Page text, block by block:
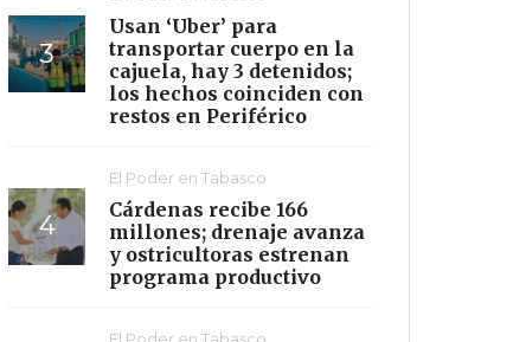
Usan ‘Uber’ para
transportar cuerpo en la
cajuela, hay 3 detenidos;
los hechos coinciden con
restos en Periférico
El Poder en Tabasco
Cárdenas recibe 166
millones; drenaje avanza
y ostricultoras estrenan
programa productivo
El Poder en Tabasco